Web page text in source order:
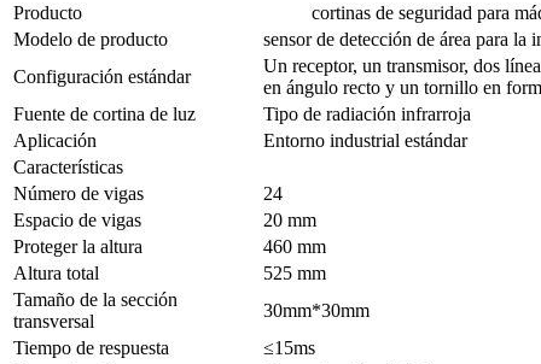
Producto
cortinas de seguridad para
Modelo de producto
sensor de detección de área para
Configuración estándar
Un receptor, un transmisor, dos
en ángulo recto y un tornillo en
Fuente de cortina de luz
Tipo de radiación infrarroja
Aplicación
Entorno industrial estándar
Características
Número de vigas
24
Espacio de vigas
20 mm
Proteger la altura
460 mm
Altura total
525 mm
Tamaño de la sección
transversal
30mm*30mm
Tiempo de respuesta
≤15ms